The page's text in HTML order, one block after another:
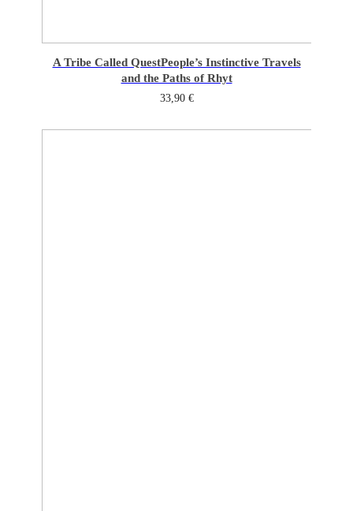
A Tribe Called QuestPeople’s Instinctive Travels
and the Paths of Rhyt
33,90 €